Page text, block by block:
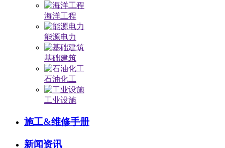
海洋工程
能源电力
基础建筑
石油化工
工业设施
施工&维修手册
新闻资讯